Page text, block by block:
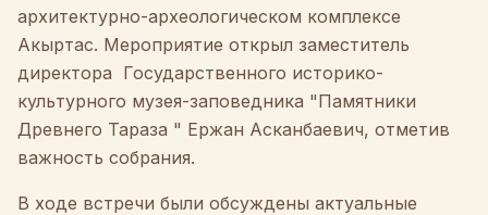
архитектурно-археологическом комплексе
Акыртас. Мероприятие открыл заместитель
директора Государственного историко-
культурного музея-заповедника "Памятники
Древнего Тараза " Ержан Асканбаевич, отметив
важность собрания.
В ходе встречи были обсуждены актуальные